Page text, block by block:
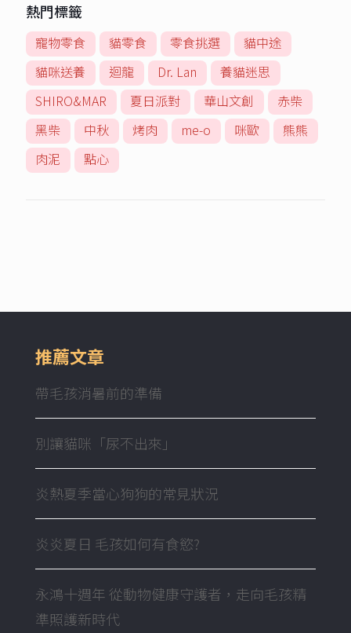
熱門標籤
寵物零食 貓零食 零食挑選
貓中途
貓咪送養
迴龍 Dr. Lan
養貓迷思
SHIRO&MAR
夏日派對 華山文創
赤柴
黑柴
中秋 烤肉 me-o 咪歐
熊熊
肉泥
點心
推薦文章
帶毛孩消暑前的準備
別讓貓咪「尿不出來」
炎熱夏季當心狗狗的常見狀況
炎炎夏日 毛孩如何有食慾?
永鴻十週年 從動物健康守護者，走向毛孩精
準照護新時代